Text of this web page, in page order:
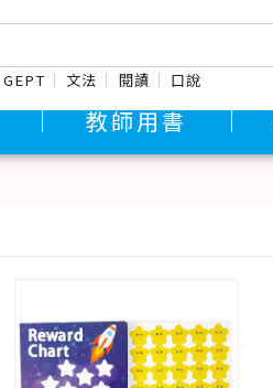
GEPT 文法 閱讀 口說
教師用書